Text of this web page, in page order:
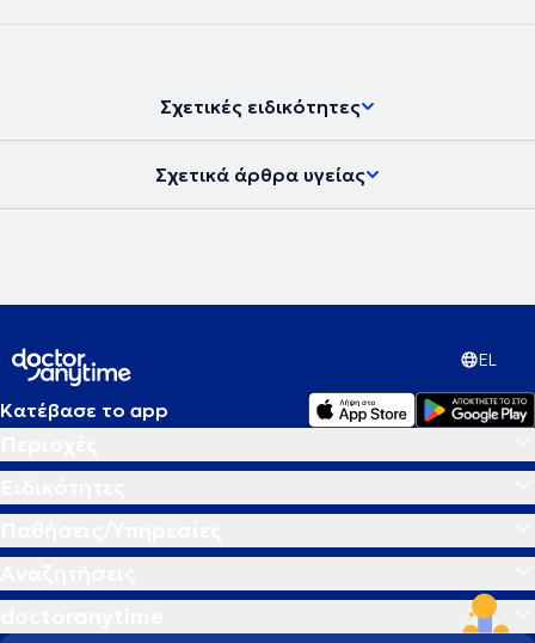
Σχετικές ειδικότητες
Σχετικά άρθρα υγείας
EL
Κατέβασε το app